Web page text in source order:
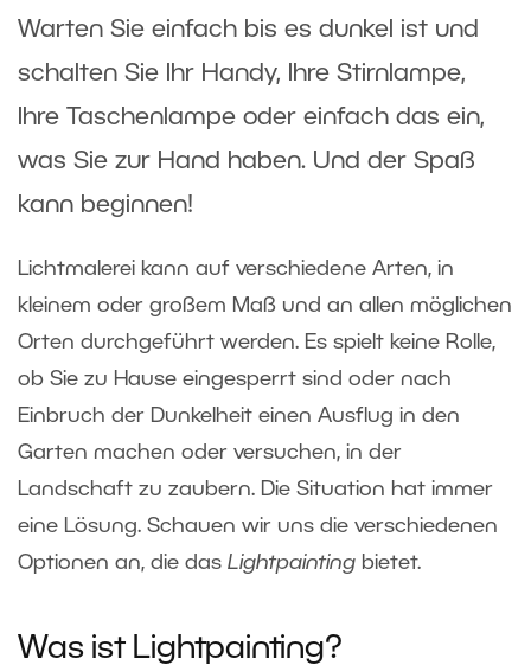
Warten Sie einfach bis es dunkel ist und
schalten Sie Ihr Handy, Ihre Stirnlampe,
Ihre Taschenlampe oder einfach das ein,
was Sie zur Hand haben. Und der Spaß
kann beginnen!
Lichtmalerei kann auf verschiedene Arten, in
kleinem oder großem Maß und an allen möglichen
Orten durchgeführt werden. Es spielt keine Rolle,
ob Sie zu Hause eingesperrt sind oder nach
Einbruch der Dunkelheit einen Ausflug in den
Garten machen oder versuchen, in der
Landschaft zu zaubern. Die Situation hat immer
eine Lösung. Schauen wir uns die verschiedenen
Optionen an, die das Lightpainting bietet.
Was ist Lightpainting?